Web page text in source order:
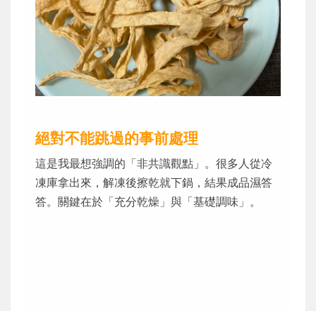
絕對不能跳過的事前處理
這是我最想強調的「非共識觀點」。很多人從冷
凍庫拿出來，解凍後擦乾就下鍋，結果成品濕答
答。關鍵在於「充分乾燥」與「基礎調味」。